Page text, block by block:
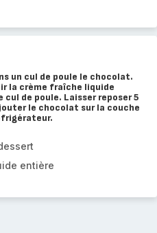
un cul de poule le chocolat.
la crème fraîche liquide
cul de poule. Laisser reposer 5
le chocolat sur la couche
entière